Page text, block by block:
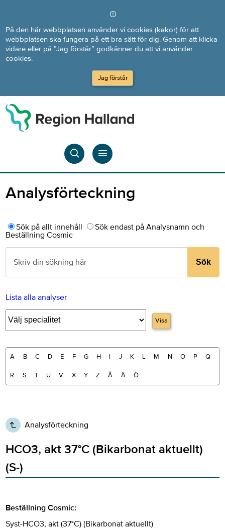
På den här webbplatsen använder vi cookies (kakor) för att
webbplatsen ska fungera på ett bra sätt för dig. Genom att klicka
vidare eller på ”Jag förstår” godkänner du att vi använder
cookies.
Jag förstår
Analysförteckning
Sök på allt innehåll
Sök endast på Analysnamn och
Beställning Cosmic
Sök
Lista alla analyser
Visa
A B C D E F G H I J K L M N O P Q
R S T U V X Y Z Å Ä Ö
Analysförteckning
HCO3, akt 37°C (Bikarbonat aktuellt)
(S-)
Beställning Cosmic:
Syst-HCO3, akt (37°C) (Bikarbonat aktuellt)